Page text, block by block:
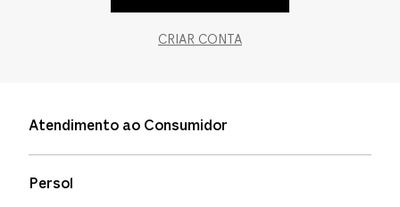
CRIAR CONTA
Atendimento ao Consumidor
Persol